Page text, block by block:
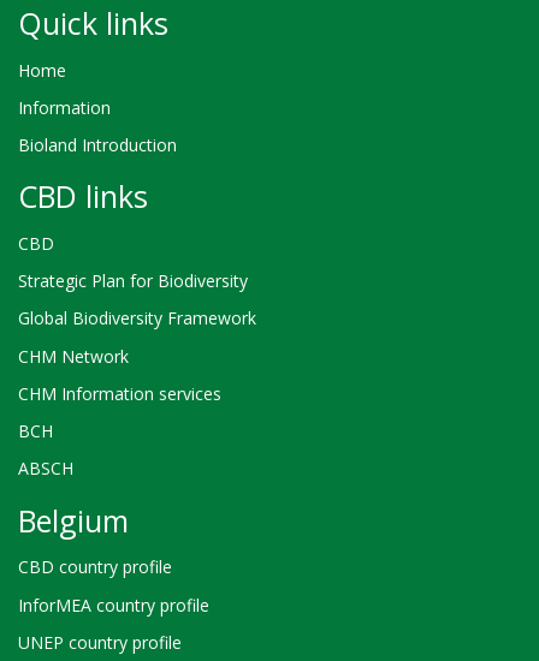
Quick links
Home
Information
Bioland Introduction
CBD links
CBD
Strategic Plan for Biodiversity
Global Biodiversity Framework
CHM Network
CHM Information services
BCH
ABSCH
Belgium
CBD country profile
InforMEA country profile
UNEP country profile